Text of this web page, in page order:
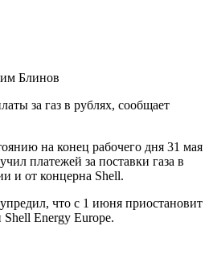
Блинов
за газ в рублях, сообщает
на конец рабочего дня 31 мая
платежей за поставки газа в
и от концерна Shell.
что с 1 июня приостановит
Energy Europe.